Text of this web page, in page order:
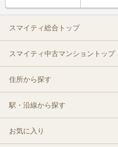
スマイティ総合トップ
スマイティ中古マンショントップ
住所から探す
駅・沿線から探す
お気に入り